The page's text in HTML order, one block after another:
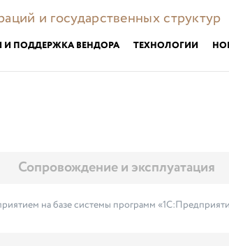
и государственных структур
И ПОДДЕРЖКА ВЕНДОРА ТЕХНОЛОГИИ
Сопровождение и эксплуатация
на базе системы программ